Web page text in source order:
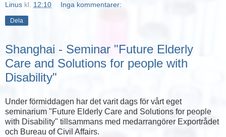
Linus kl. 12:10 Inga kommentarer:
Dela
Shanghai - Seminar "Future Elderly
Care and Solutions for people with
Disability"
Under förmiddagen har det varit dags för vårt eget
seminarium "Future Elderly Care and Solutions for people
with Disability" tillsammans med medarrangörer Exportrådet
och Bureau of Civil Affairs.